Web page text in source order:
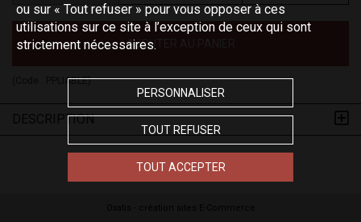
AJOUTER AU PANIER
PPLIABLE)
DESCRIPTION
ou sur « Tout refuser » pour vous opposer à ces
utilisations sur ce site à l’exception de ceux qui sont
strictement nécessaires.
PERSONNALISER
TOUT REFUSER
TOUT ACCEPTER